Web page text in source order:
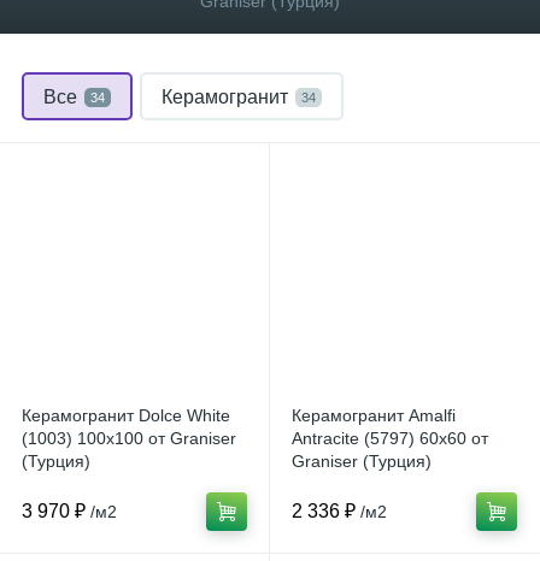
Все 34 Керамогранит 34
Керамогранит Dolce White
(1003) 100x100 от Graniser
(Турция)
3 970 ₽ /м2
Керамогранит Amalfi
Antracite (5797) 60x60 от
Graniser (Турция)
2 336 ₽ /м2